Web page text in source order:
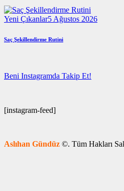
Yeni Çıkanlar5 Ağustos 2026
Saç Şekillendirme Rutini
Beni Instagramda Takip Et!
[instagram-feed]
Aslıhan Gündüz ©. Tüm